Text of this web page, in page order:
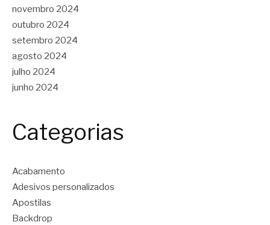
novembro 2024
outubro 2024
setembro 2024
agosto 2024
julho 2024
junho 2024
Categorias
Acabamento
Adesivos personalizados
Apostilas
Backdrop